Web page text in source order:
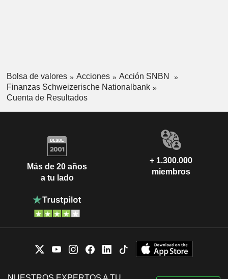
Bolsa de valores Acciones
Acción SNBN
Finanzas Schweizerische Nationalbank
Cuenta de Resultados
Más de 20 años
a tu lado
+ 1.300.000
miembros